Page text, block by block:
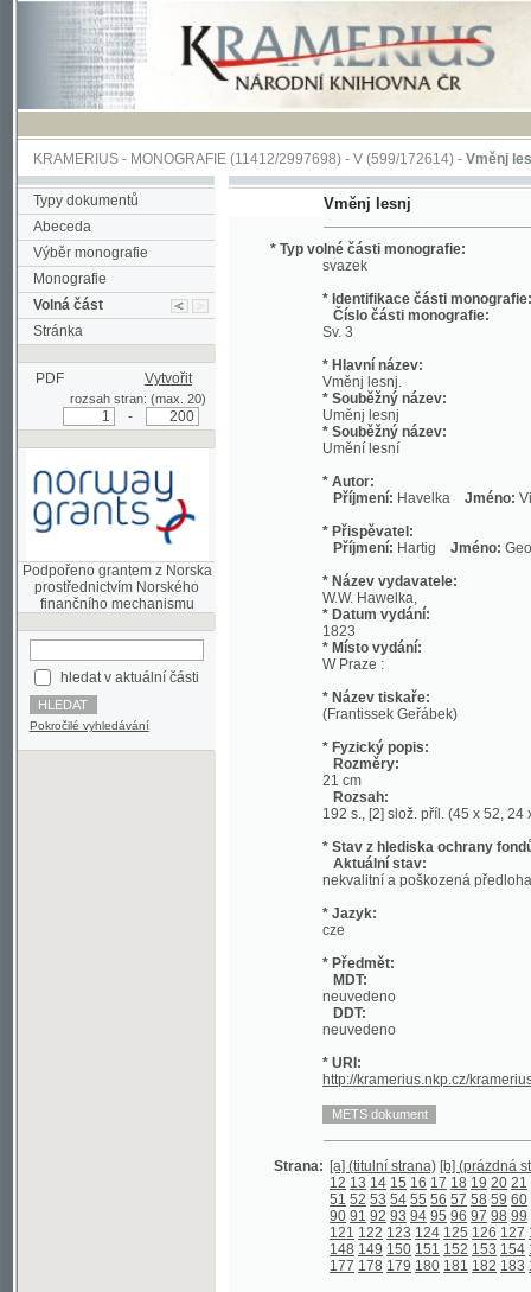
KRAMERIUS-MONOGRAFIE(11412/2997698) -V (599/172614)-Vměnj lesnj(1/
Typy dokumentů
Abeceda
Výběr monografie
Monografie
Volná část
Stránka
PDF Vytvořit
rozsah stran: (max. 20)
Podpořeno grantem z Norska
prostřednictvím Norského
finančního mechanismu
hledat v aktuální části
Pokročilé vyhledávání
Vměnj lesnj
* Typ volné části monografie:
svazek
* Identifikace části monografie:
* Hlavní název:
* Souběžný název:
Uměnj lesnj
* Souběžný název:
Umění lesní
* Autor:
Příjmení:Havelka
* Přispěvatel:
Příjmení:HartigJméno: Georg,
* Název vydavatele:
W.W. Hawelka,
* Datum vydání:
1823
* Místo vydání:
W Praze :
* Název tiskaře:
(Frantissek Geřábek)
Rozměry:
21 cm
Rozsah:
192 s., [2] slož. příl. (45 x 52, 24 x 39 cm)
* Stav z hlediska ochrany fondů:
Aktuální stav:
nekvalitní a poškozená předloha
* Předmět:
neuvedeno
DDT:
neuvedeno
* URI:
http://kramerius.nkp.cz/kramerius/
[a] (titulní strana)
13 14 15 16 17 18 19 20 21 22 23
52 53 54 55 56 57 58 59 60 61 62
91 92 93 94 95 96 97
122 123 124 125 126
Vnitřní součást monografie:
kapitola - O lesnjm odhadu, čili ...- s. 3
kapitola - O pozjmánj lesů- s. 30 - 192